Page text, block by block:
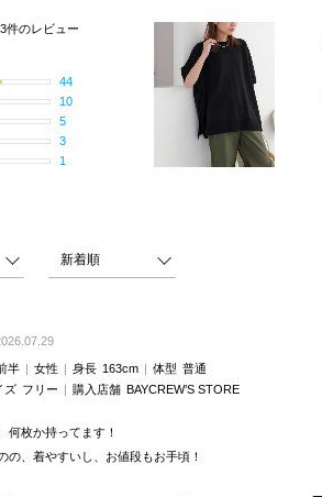
件のレビュー
44
10
5
3
1
半 女性 身長 163cm 体型 普通
ズ フリー 購入店舗 BAYCREW’S STORE
何枚か持ってます！
の、着やすいし、お値段もお手頃！